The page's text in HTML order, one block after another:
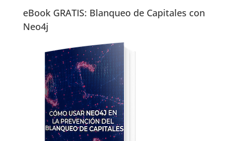
eBook GRATIS: Blanqueo de Capitales con
Neo4j